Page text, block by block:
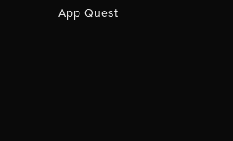
App Quest